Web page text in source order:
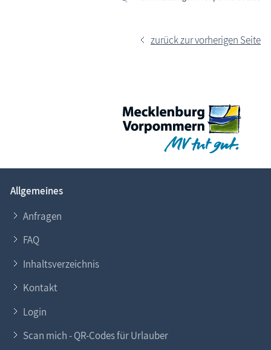
zurück zur vorherigen Seite
Allgemeines
Anfragen
FAQ
Inhaltsverzeichnis
Kontakt
Login
Scan mich - QR-Codes für Urlauber